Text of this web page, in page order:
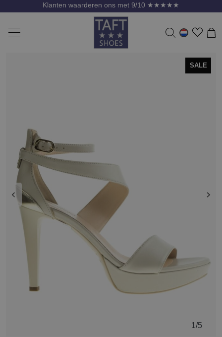
Klanten waarderen ons met 9/10 ★★★★★
1 /5
SALE